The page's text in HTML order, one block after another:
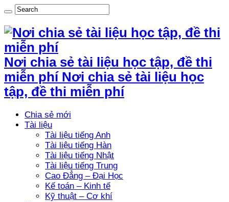
Nơi chia sẻ tài liệu học tập, đề thi
miễn phí Nơi chia sẻ tài liệu học
tập, đề thi miễn phí
Chia sẻ mới
Tài liệu
Tài liệu tiếng Anh
Tài liệu tiếng Hàn
Tài liệu tiếng Nhật
Tài liệu tiếng Trung
Cao Đẳng – Đại Học
Kế toán – Kinh tế
Kỹ thuật – Cơ khí